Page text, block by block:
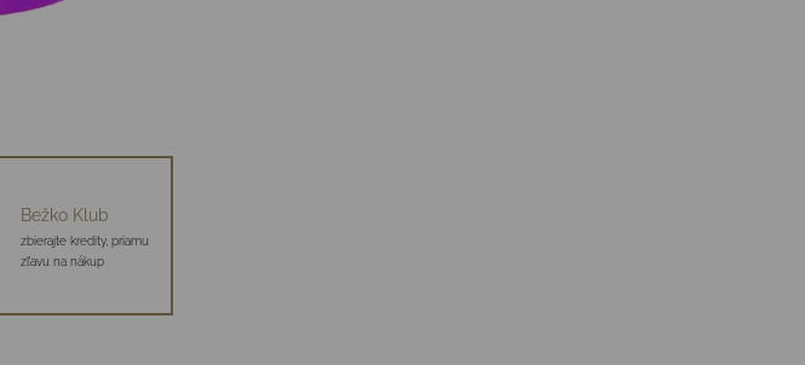
Bežko Klub
zbierajte kredity, priamu
zľavu na nákup